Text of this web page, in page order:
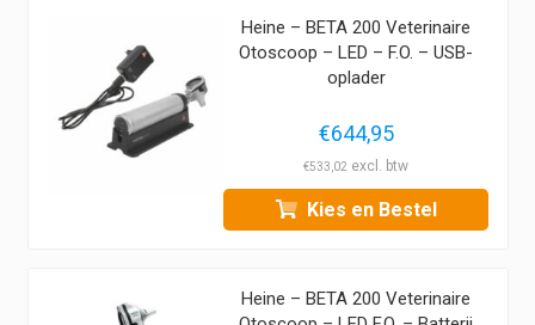
Heine – BETA 200 Veterinaire
Otoscoop – LED – F.O. – USB-
oplader
€644,95
€533,02
Kies en Bestel
Heine – BETA 200 Veterinaire